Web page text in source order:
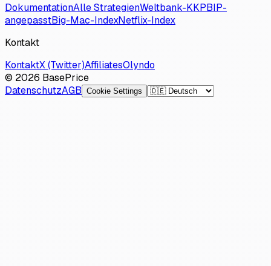
DokumentationAlle StrategienWeltbank-KKPBIP-
angepasstBig-Mac-IndexNetflix-Index
Kontakt
KontaktX (Twitter)AffiliatesOlyndo
© 2026 BasePrice
DatenschutzAGB Cookie Settings